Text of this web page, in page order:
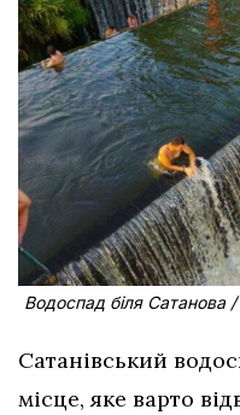
Водоспад біля Сатанова
Сатанівський
місце, яке варто